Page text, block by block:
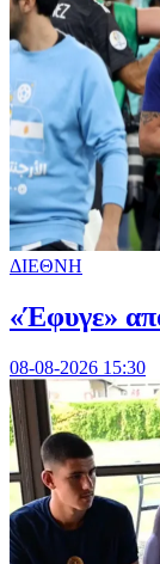
ΔΙΕΘΝΗ
«Έφυγε»
08-08-2026 15:30